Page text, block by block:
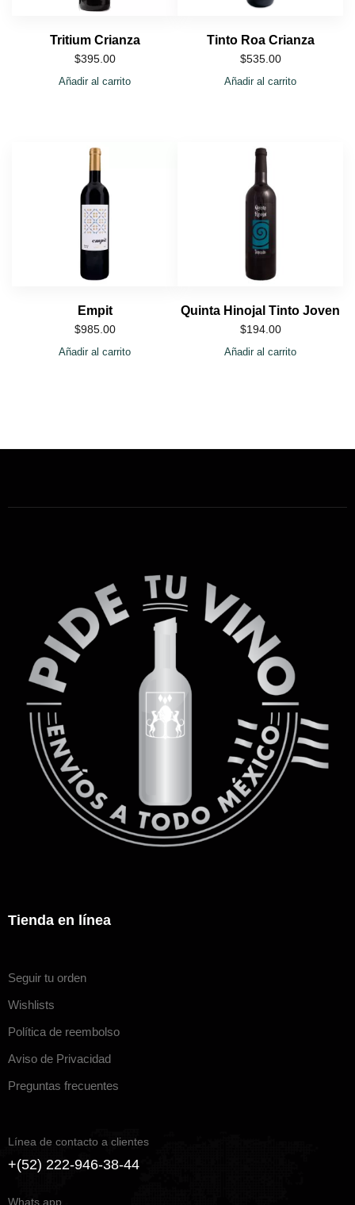
Tritium Crianza
$395.00
Añadir al carrito
Tinto Roa Crianza
$535.00
Añadir al carrito
Empit
$985.00
Añadir al carrito
Quinta Hinojal Tinto Joven
$194.00
Añadir al carrito
Tienda en línea
Seguir tu orden
Wishlists
Política de reembolso
Aviso de Privacidad
Preguntas frecuentes
Línea de contacto a clientes
+(52) 222-946-38-44
Whats app